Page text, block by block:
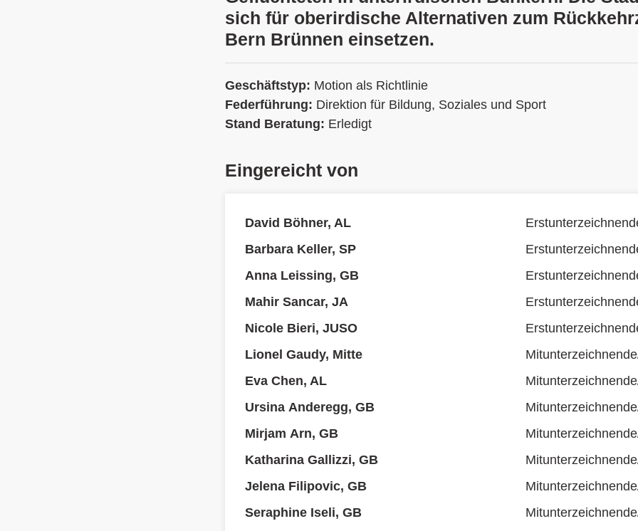
sich für oberirdische Alternativen zum
Bern Brünnen einsetzen.
Geschäftstyp: Motion als Richtlinie
Federführung: Direktion für Bildung, Soziales und Sport
Stand Beratung: Erledigt
Eingereicht von
David Böhner, AL
Barbara Keller, SP
Anna Leissing, GB
Mahir Sancar, JA
Nicole Bieri, JUSO
Lionel Gaudy, Mitte
Eva Chen, AL
Ursina Anderegg, GB
Mirjam Arn, GB
Katharina Gallizzi, GB
Jelena Filipovic, GB
Seraphine Iseli, GB